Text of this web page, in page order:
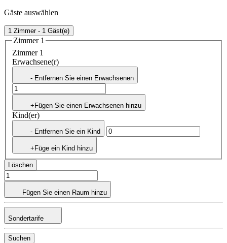
Gäste auswählen
1 Zimmer - 1 Gäst(e)
Zimmer 1
Zimmer 1
Erwachsene(r)
- Entfernen Sie einen Erwachsenen
+Fügen Sie einen Erwachsenen hinzu
Kind(er)
- Entfernen Sie ein Kind
+Füge ein Kind hinzu
Löschen
Fügen Sie einen Raum hinzu
Sondertarife
Suchen